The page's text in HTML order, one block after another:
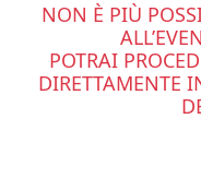
NON È PIÙ
POTRAI
DIRETTAMENTE